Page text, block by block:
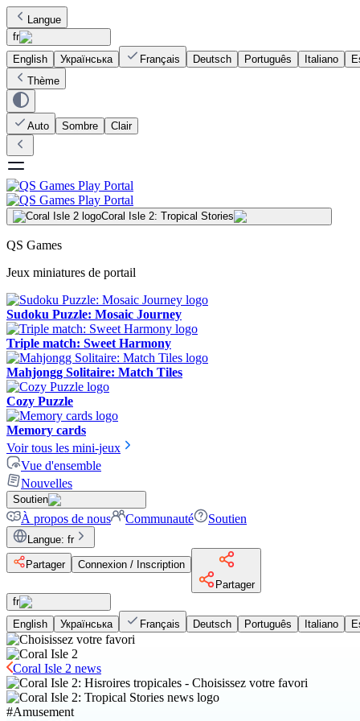
Langue
fr
English
Українська Français Deutsch Português Italiano
Thème
Auto Sombre Clair
Coral Isle 2: Tropical Stories
QS Games
Jeux miniatures de portail
Sudoku Puzzle: Mosaic Journey
Triple match: Sweet Harmony
Mahjongg Solitaire: Match Tiles
Cozy Puzzle
Memory cards
Voir tous les mini-jeux
Vue d'ensemble
Nouvelles
Soutien
À propos de nous Communauté Soutien
Langue: fr
Partager
Connexion / Inscription
Partager
fr
English
Українська Français Deutsch Português Italiano
Coral Isle 2 news
#Amusement